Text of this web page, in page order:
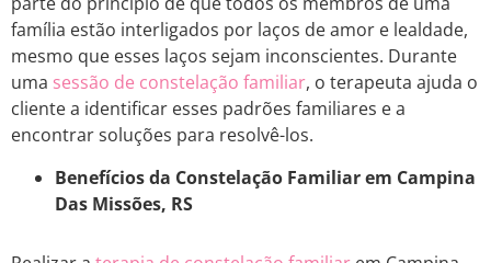
família estão interligados por laços de amor e lealdade,
mesmo que esses laços sejam inconscientes. Durante
uma sessão de constelação familiar, o terapeuta ajuda o
cliente a identificar esses padrões familiares e a
encontrar soluções para resolvê-los.
Benefícios da Constelação Familiar em Campina
Das Missões, RS